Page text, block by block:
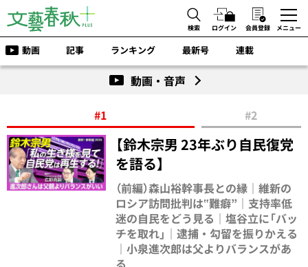
検索 ログイン 会員登録 メニュー
動画 記事 ランキング 最新号 連載
動画・音声
#1 #2
【鈴木宗男 23年ぶり自民復党
を語る】
（前編）森山裕幹事長との縁｜維新の
ロシア訪問批判は‟難癖”｜支持率低
迷の自民をどう見る｜塩谷立に「バッ
チを取れ」｜逮捕・勾留を振りかえる
｜小泉進次郎は父よりバランスがあ
る